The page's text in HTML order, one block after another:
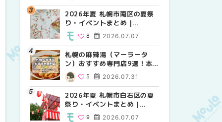
2026年夏 札幌市南区の夏祭
り・イベントまとめ |
MouLa HOKKAIDO
2026.07.07
8
札幌の麻辣湯（マーラータ
ン）おすすめ専門店9選！本
場の量り売りから最新店まで
徹底比較 | MouLa
HOKKAIDO
2026.07.31
5
2026年夏 札幌市白石区の夏
祭り・イベントまとめ |
MouLa HOKKAIDO
2026.07.07
9
2026年夏 札幌市北区の夏祭
り・イベントまとめ |
9
2026年夏 札幌市手稲区の夏
祭り・イベントまとめ |
10
2026年夏 札幌市白石区の夏
祭り・イベントまとめ |
9
2026年夏 札幌市西区の夏祭
り・イベントまとめ |
12
2026年夏 札幌市白石区の夏
祭り・イベントまとめ |
9
2026年夏 札幌市手稲区の夏
祭り・イベントまとめ |
10